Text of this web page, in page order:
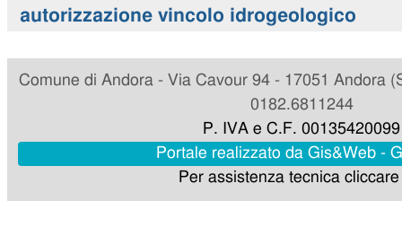
autorizzazione vincolo idrogeologico
Comune di Andora - Via Cavour 94 - 17051 Andora
0182.6811244
P. IVA e C.F. 00135420099
Portale realizzato da Gis&Web -
Per assistenza tecnica